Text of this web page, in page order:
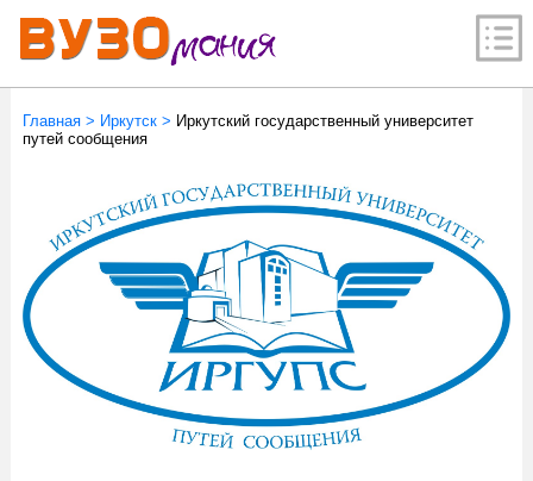
Главная> Иркутск> Иркутский государственный университет
путей сообщения